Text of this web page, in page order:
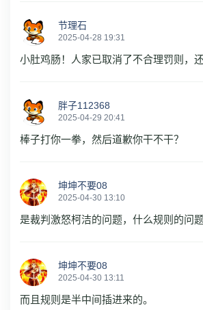
节理石
2025-04-28 19:31
小肚鸡肠！人家已取消了不合理罚则，还
胖子112368
2025-04-29 20:41
棒子打你一拳，然后道歉你干不干？
坤坤不要08
2025-04-30 13:10
是裁判激怒柯洁的问题，什么规则的问题
坤坤不要08
2025-04-30 13:11
而且规则是半中间插进来的。